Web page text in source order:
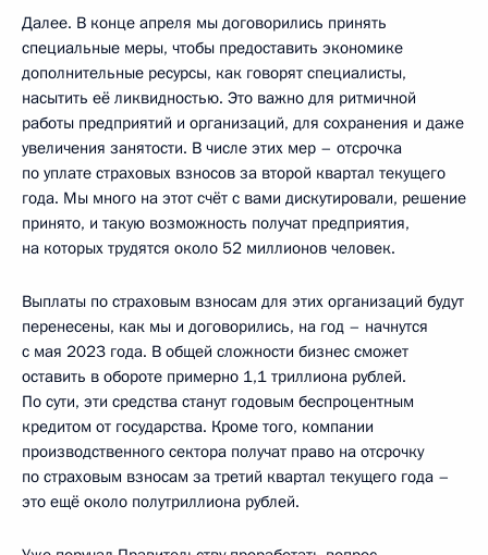
Далее. В конце апреля мы договорились принять
специальные меры, чтобы предоставить экономике
дополнительные ресурсы, как говорят специалисты,
насытить её ликвидностью. Это важно для ритмичной
работы предприятий и организаций, для сохранения и даже
увеличения занятости. В числе этих мер – отсрочка
по уплате страховых взносов за второй квартал текущего
года. Мы много на этот счёт с вами дискутировали, решение
принято, и такую возможность получат предприятия,
на которых трудятся около 52 миллионов человек.
Выплаты по страховым взносам для этих организаций будут
перенесены, как мы и договорились, на год – начнутся
с мая 2023 года. В общей сложности бизнес сможет
оставить в обороте примерно 1,1 триллиона рублей.
По сути, эти средства станут годовым беспроцентным
кредитом от государства. Кроме того, компании
производственного сектора получат право на отсрочку
по страховым взносам за третий квартал текущего года –
это ещё около полутриллиона рублей.